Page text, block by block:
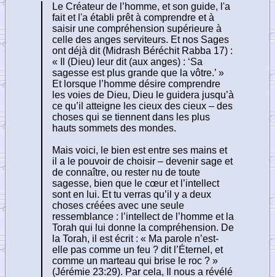
Le Créateur de l’homme, et son guide, l'a
fait et l'a établi prêt à comprendre et à
saisir une compréhension supérieure à
celle des anges serviteurs. Et nos Sages
ont déjà dit (Midrash Béréchit Rabba 17) :
« Il (Dieu) leur dit (aux anges) : ‘Sa
sagesse est plus grande que la vôtre.’ »
Et lorsque l’homme désire comprendre
les voies de Dieu, Dieu le guidera jusqu’à
ce qu’il atteigne les cieux des cieux – des
choses qui se tiennent dans les plus
hauts sommets des mondes.
Mais voici, le bien est entre ses mains et
il a le pouvoir de choisir – devenir sage et
de connaître, ou rester nu de toute
sagesse, bien que le cœur et l’intellect
sont en lui. Et tu verras qu’il y a deux
choses créées avec une seule
ressemblance : l’intellect de l’homme et la
Torah qui lui donne la compréhension. De
la Torah, il est écrit : « Ma parole n’est-
elle pas comme un feu ? dit l’Éternel, et
comme un marteau qui brise le roc ? »
(Jérémie 23:29). Par cela, Il nous a révélé